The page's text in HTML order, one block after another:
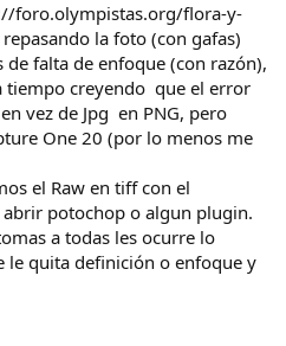
foro.olympistas.org/flora-y-
la foto (con gafas)
falta de enfoque (con razón),
tiempo creyendo que el error
vez de Jpg en PNG, pero
One 20 (por lo menos me
el Raw en tiff con el
potochop o algun plugin.
a todas les ocurre lo
le quita definición o enfoque y